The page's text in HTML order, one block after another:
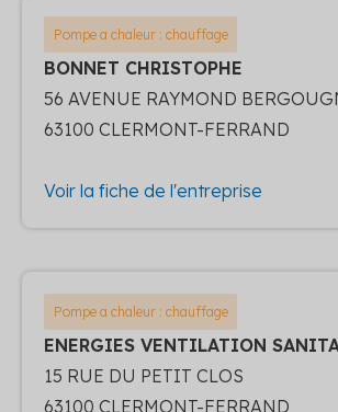
Pompe a chaleur : chauffage
BONNET CHRISTOPHE
56 AVENUE RAYMOND
63100 CLERMONT-FERRAND
Voir la fiche de l'entreprise
Pompe a chaleur : chauffage
ENERGIES VENTILATION
15 RUE DU PETIT CLOS
63100 CLERMONT-FERRAND